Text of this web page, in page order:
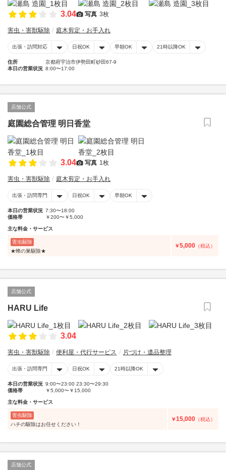
3.04 写真 3枚
害虫・害獣駆除 庭木剪定・お手入れ
出張・訪問対応 日祝OK 早朝OK 21時以降OK
住所
京都府宇治市伊勢田町砂田67-9
本日の営業状況 8:00〜17:00
店舗公式
庭園総合管理 明日香堂
3.04 写真 1枚
害虫・害獣駆除 庭木剪定・お手入れ
出張・訪問専門 日祝OK 早朝OK
本日の営業状況 7:30〜18:00
価格帯
￥200〜￥5,000
主な料金・サービス
害虫駆除
★蜂の巣駆除★
￥5,000 （税込）
店舗公式
HARU Life
3.04
害虫・害獣駆除 便利屋・代行サービス 片づけ・遺品整理
出張・訪問専門 日祝OK 21時以降OK
本日の営業状況 9:00〜23:00 23:30〜29:30
価格帯
￥5,000〜￥15,000
主な料金・サービス
害虫駆除
ハチの駆除はお任せください！
￥15,000 （税込）
店舗公式